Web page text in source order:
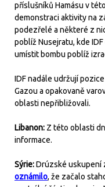
příslušníků Hamásu v
demonstraci aktivity na
podezřelé a některé z
poblíž Nusejratu, kde
umístit bombu poblíž
IDF nadále udržují
Gazou a opakovaně
oblasti nepřibližovali.
Libanon: Z této oblasti
informace.
Sýrie:Drúzské uskupení
oznámilo, že začalo